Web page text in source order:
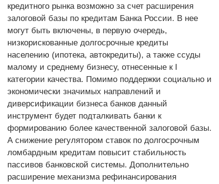
кредитного рынка возможно за счет расширения
залоговой базы по кредитам Банка России. В нее
могут быть включены, в первую очередь,
низкорискованные долгосрочные кредиты
населению (ипотека, автокредиты), а также ссуды
малому и среднему бизнесу, отнесенные к I
категории качества. Помимо поддержки социально и
экономически значимых направлений и
диверсификации бизнеса банков данный
инструмент будет подталкивать банки к
формированию более качественной залоговой базы.
А снижение регулятором ставок по долгосрочным
ломбардным кредитам повысит стабильность
пассивов банковской системы. Дополнительно
расширение механизма рефинансирования